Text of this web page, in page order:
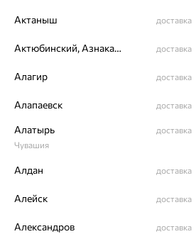
Запросить
Размеры:
17
151 632 421 200₽
Актаныш доставка
Актюбинский, Азнакаевский район доставка
Алагир доставка
Алапаевск доставка
Алатырь
Чувашия
доставка
Алдан доставка
Алейск доставка
Александров доставка